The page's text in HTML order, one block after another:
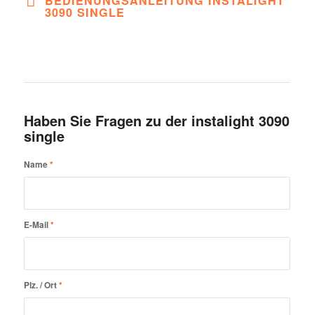
3090 SINGLE
Haben Sie Fragen zu der instalight 3090
single
Name*
E-Mail*
Plz. / Ort*